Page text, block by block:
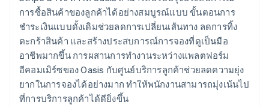
การซื้อสินค้าของลูกค้าได้อย่างสมบูรณ์แบบ ขั้นตอนการ
ชำระเงินแบบดั้งเดิมช่วยลดการเปลี่ยนเส้นทาง ลดการทิ้ง
ตะกร้าสินค้า และสร้างประสบการณ์การจองที่ดูเป็นมือ
อาชีพมากขึ้น การผสานการทำงานระหว่างแพลตฟอร์ม
อีคอมเมิร์ซของ Oasis กับศูนย์บริการลูกค้าช่วยลดความยุ่ง
ยากในการจองได้อย่างมาก ทำให้พนักงานสามารถมุ่งเน้นไป
ที่การบริการลูกค้าได้ดียิ่งขึ้น